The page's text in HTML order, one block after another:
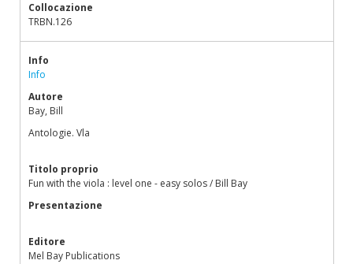
Collocazione
TRBN.126
Info
Info
Autore
Bay, Bill
Antologie. Vla
Titolo proprio
Fun with the viola : level one - easy solos / Bill Bay
Presentazione
Editore
Mel Bay Publications